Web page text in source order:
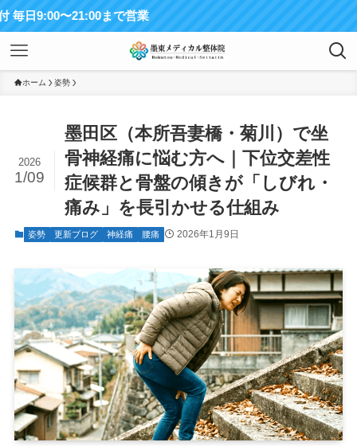
21:00まで営業
ホーム 姿勢
墨田区（本所吾妻橋・菊川）で坐
骨神経痛に悩む方へ｜下位交差性
症候群と骨盤の傾きが「しびれ・
痛み」を長引かせる仕組み
2026
1/09
姿勢 更新ブログ 神経痛 腰痛 2026年1月9日